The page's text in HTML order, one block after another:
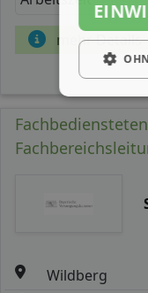
mehr Details
Wildberg